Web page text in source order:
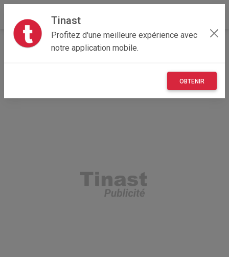
Tinast
Profitez d'une meilleure expérience avec
notre application mobile.
OBTENIR
Accueil Recherche Grand Est